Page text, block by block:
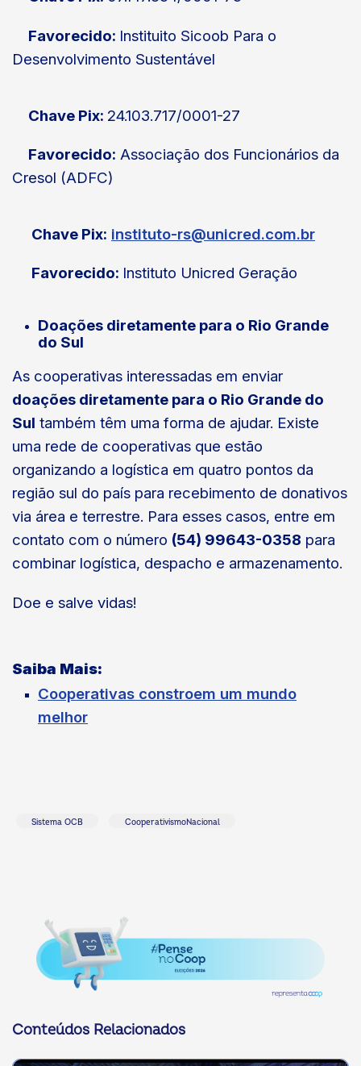
Favorecido: Instituito Sicoob Para o
Desenvolvimento Sustentável
Chave Pix: 24.103.717/0001-27
Favorecido: Associação dos Funcionários da
Cresol (ADFC)
Chave Pix: instituto-rs@unicred.com.br
Favorecido: Instituto Unicred Geração
Doações diretamente para o Rio Grande
do Sul
As cooperativas interessadas em enviar
doações diretamente para o Rio Grande do
Sul também têm uma forma de ajudar. Existe
uma rede de cooperativas que estão
organizando a logística em quatro pontos da
região sul do país para recebimento de donativos
via área e terrestre. Para esses casos, entre em
contato com o número (54) 99643-0358 para
combinar logística, despacho e armazenamento.
Doe e salve vidas!
Saiba Mais:
Cooperativas constroem um mundo
melhor
Sistema OCB CooperativismoNacional
Conteúdos Relacionados